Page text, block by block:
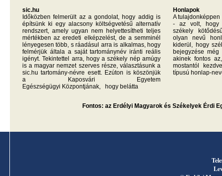
sic.hu
Időközben felmerült az a gondolat, hogy addig is
építsünk ki egy alacsony költségvetésű alternatív
rendszert, amely ugyan nem helyettesítheti teljes
mértékben az eredeti elképzelést, de a semminél
lényegesen több, s ráadásul arra is alkalmas, hogy
felmérjük általa a saját tartománynév iránti reális
igényt. Tekintettel arra, hogy a székely nép amúgy
is a magyar nemzet szerves része, választásunk a
sic.hu tartomány-névre esett. Ezúton is köszönjük
a Kaposvári Egyetem
Egészségügyi Központjának, hogy belátta
Honlapok
A
- az volt,
székely
olyan nevű
kiderül, hogy
bejegyzése
akinek fontos
mostantól
típusú honlap-
Fontos: az Erdélyi Magyarok és Székelyek Érdi